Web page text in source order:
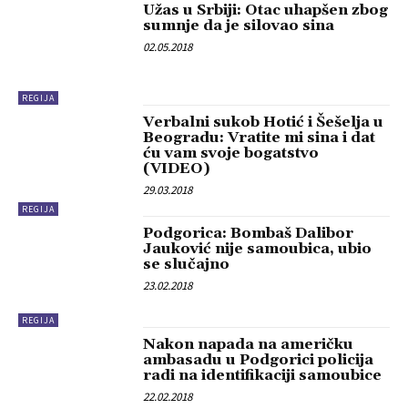
REGIJA
Užas u Srbiji: Otac uhapšen zbog
sumnje da je silovao sina
02.05.2018
REGIJA
Verbalni sukob Hotić i Šešelja u
Beogradu: Vratite mi sina i dat
ću vam svoje bogatstvo
(VIDEO)
29.03.2018
REGIJA
Podgorica: Bombaš Dalibor
Jauković nije samoubica, ubio
se slučajno
23.02.2018
Nakon napada na američku
ambasadu u Podgorici policija
radi na identifikaciji samoubice
22.02.2018